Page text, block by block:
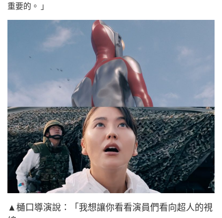
重要的。 」
▲樋口導演說：「我想讓你看看演員們看向超人的視